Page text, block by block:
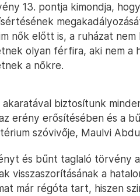
13. pontja kimondja,
nők előtt is, a ruházat
olyan férfira, aki nem a
a nőkre.
akaratával biztosítunk
erény erősítésében és a
szóvivője, Maulvi
és bűnt taglaló törvény
visszaszorításának a
már régóta tart, hiszen